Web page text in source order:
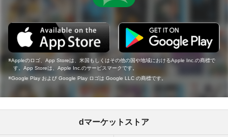
Appleのロゴ、App Storeは、米国もしくはその他の国や地域におけるApple Inc.の商標で
す。App Storeは、Apple Inc.のサービスマークです。
Google Play および Google Play ロゴは Google LLC の商標です。
dマーケットストア